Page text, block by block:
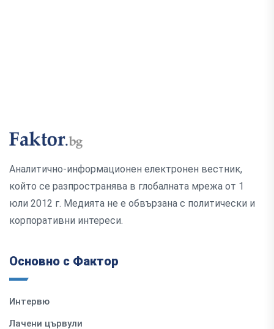
Аналитично-информационен електронен вестник,
който се разпространява в глобалната мрежа от 1
юли 2012 г. Медията не е обвързана с политически и
корпоративни интереси.
Основно с Фактор
Интервю
Лачени цървули